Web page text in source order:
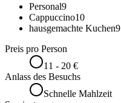
Personal9
Cappuccino10
hausgemachte Kuchen9
Preis pro Person
11 - 20 €
Anlass des Besuchs
Schnelle Mahlzeit